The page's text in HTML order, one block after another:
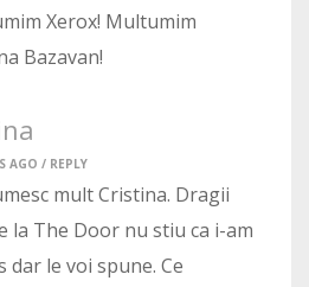
Xerox! Multumim
Bazavan!
AGO / REPLY
mult Cristina. Dragii
la The Door nu stiu ca i-am
dar le voi spune. Ce